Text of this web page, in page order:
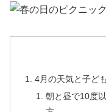
4月の天気と子ど
朝と昼で10度